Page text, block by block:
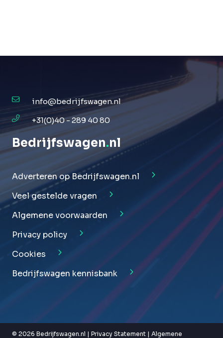
info@bedrijfswagen.nl
+31(0)40 - 289 40 80
Bedrijfswagen.nl
Adverteren op Bedrijfswagen.nl
Veel gestelde vragen
Algemene voorwaarden
Privacy policy
Cookies
Bedrijfswagen kennisbank
© 2026 Bedrijfswagen.nl | Privacy Statement | Algemene